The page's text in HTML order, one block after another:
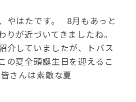
やはたです。 8月もあっと
りが近づいてきましたね。
介していましたが、トバス
の夏全頭誕生日を迎えるこ
さんは素敵な夏